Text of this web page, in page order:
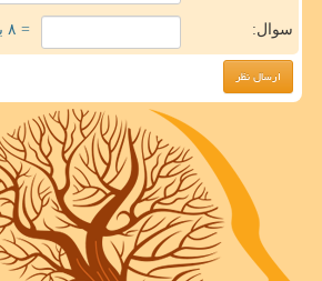
سوال: = ۸ بعلاوه ۱